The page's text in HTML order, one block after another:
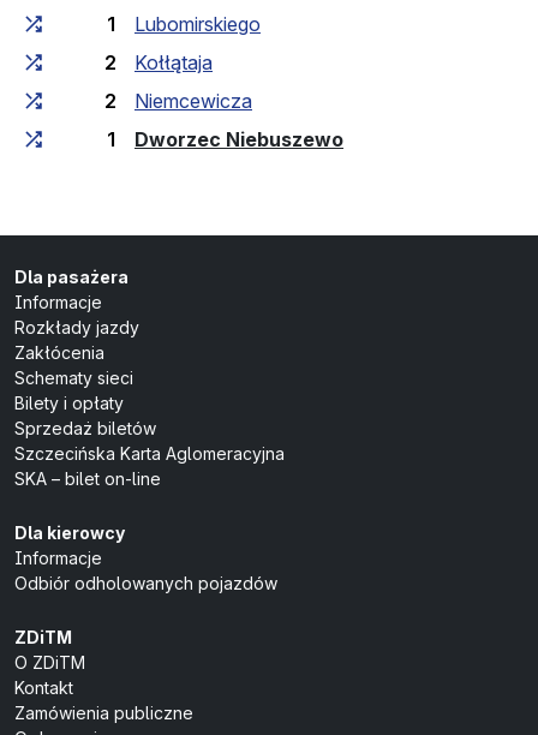
1
Lubomirskiego
2
Kołłątaja
2
Niemcewicza
1
Dworzec Niebuszewo(przystanek
Dla pasażera
Informacje
Rozkłady jazdy
Zakłócenia
Schematy sieci
Bilety i opłaty
Sprzedaż biletów
Szczecińska Karta Aglomeracyjna
SKA – bilet on-line
Dla kierowcy
Informacje
Odbiór odholowanych pojazdów
ZDiTM
O ZDiTM
Kontakt
Zamówienia publiczne